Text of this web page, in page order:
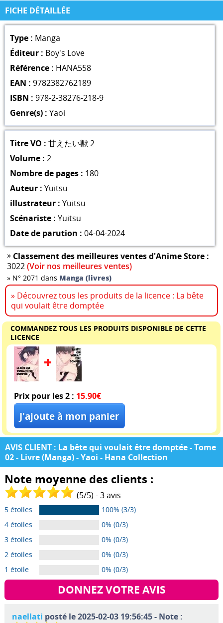
FICHE DÉTAILLÉE
Type : Manga
Éditeur : Boy's Love
Référence : HANA558
EAN : 9782382762189
ISBN : 978-2-38276-218-9
Genre(s) : Yaoi
Titre VO : 甘えたい獣 2
Volume : 2
Nombre de pages : 180
Auteur : Yuitsu
illustrateur : Yuitsu
Scénariste : Yuitsu
Date de parution : 04-04-2024
» Classement des meilleures ventes d'Anime Store :
3022(Voir nos meilleures ventes)
» N° 2071 dans Manga (livres)
» Découvrez tous les produits de la licence : La bête
qui voulait être domptée
COMMANDEZ TOUS LES PRODUITS DISPONIBLE DE CETTE
LICENCE
Prix pour les 2 : 15.90€
AVIS CLIENT : La bête qui voulait être domptée - Tome
02 - Livre (Manga) - Yaoi - Hana Collection
Note moyenne des clients :
(5/5) -3avis
5 étoiles
100% (3/3)
4 étoiles
0% (0/3)
3 étoiles
0% (0/3)
2 étoiles
0% (0/3)
1 étoile
0% (0/3)
DONNEZ VOTRE AVIS
naellati posté le 2025-02-03 19:56:45 - Note :